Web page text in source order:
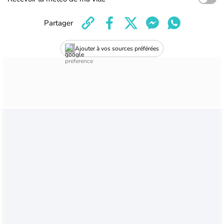
Ajouter à vos sources préférées
Partager